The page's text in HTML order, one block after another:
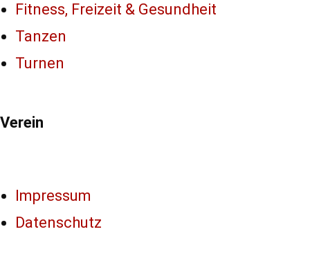
Fitness, Freizeit & Gesundheit
Tanzen
Turnen
Verein
Impressum
Datenschutz